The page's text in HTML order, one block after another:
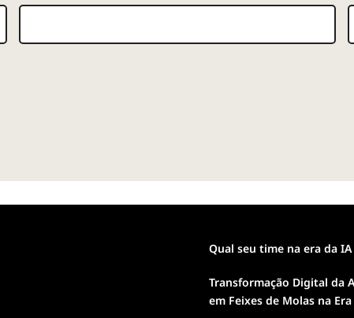
Qual seu time na era da
Transformação Digital da
em Feixes de Molas na